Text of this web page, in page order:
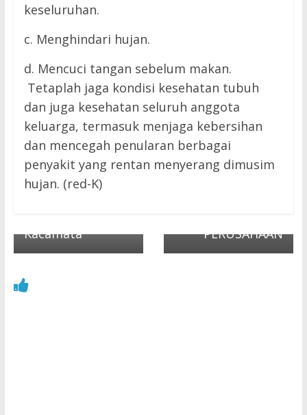
keseluruhan.
c. Menghindari hujan.
d. Mencuci tangan sebelum makan.
Tetaplah jaga kondisi kesehatan tubuh
dan juga kesehatan seluruh anggota
keluarga, termasuk menjaga kebersihan
dan mencegah penularan berbagai
penyakit yang rentan menyerang dimusim
hujan. (red-K)
← Previous
Serba-Serbi
Kacamata dan
Kegunaannya (2)-
Kacamata
SHIFTING FROM
START UP TO
CORPORATE
ENTREPRENEURS
HIP :
MASALAH &
KEBUTUHAN
PERUSAHAAN